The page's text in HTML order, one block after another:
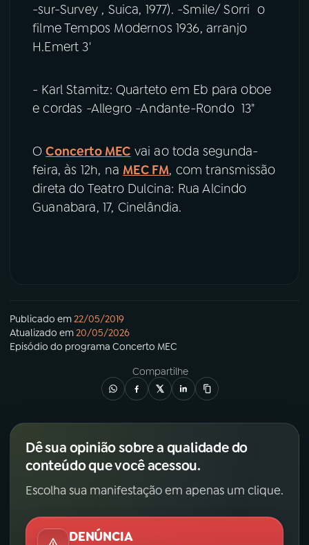
-sur-Survey , Suica, 1977). -Smile/ Sorri o
filme Tempos Modernos 1936, arranjo
H.Emert 3'
- Karl Stamitz: Quarteto em Eb para oboe
e cordas -Allegro -Andante-Rondo 13"
OConcerto MEC vai ao toda segunda-
feira, às 12h, na MEC FM, com transmissão
direta do Teatro Dulcina: Rua Alcindo
Guanabara, 17, Cinelândia.
Publicado em22/05/2019
Atualizado em20/05/2026
Episódio do programa Concerto MEC
Compartilhe
Dê sua opinião sobre a qualidade do
conteúdo que você acessou.
Escolha sua manifestação em apenas um clique.
DENÚNCIA